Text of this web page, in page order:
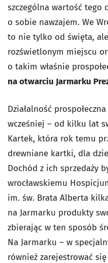
szczególna wartość tego
o sobie nawzajem. We
to nie tylko od święta,
rozświetlonym miejscu
o takim właśnie
na otwarciu Jarmarku
Działalność
wcześniej – od kilku lat
Kartek, która rok temu
drewniane kartki, dla
Dochód z ich sprzedaży
wrocławskiemu
im. św. Brata Alberta
na Jarmarku produkty
zbierając w ten sposób
Na Jarmarku – w
również zarejestrować